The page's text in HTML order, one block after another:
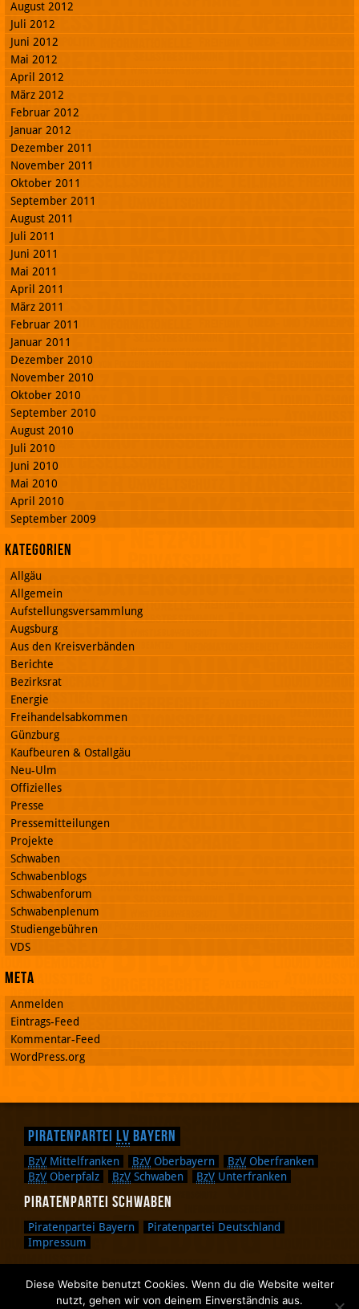
August 2012
Juli 2012
Juni 2012
Mai 2012
April 2012
März 2012
Februar 2012
Januar 2012
Dezember 2011
November 2011
Oktober 2011
September 2011
August 2011
Juli 2011
Juni 2011
Mai 2011
April 2011
März 2011
Februar 2011
Januar 2011
Dezember 2010
November 2010
Oktober 2010
September 2010
August 2010
Juli 2010
Juni 2010
Mai 2010
April 2010
September 2009
Kategorien
Allgäu
Allgemein
Aufstellungsversammlung
Augsburg
Aus den Kreisverbänden
Berichte
Bezirksrat
Energie
Freihandelsabkommen
Günzburg
Kaufbeuren & Ostallgäu
Neu-Ulm
Offizielles
Presse
Pressemitteilungen
Projekte
Schwaben
Schwabenblogs
Schwabenforum
Schwabenplenum
Studiengebühren
VDS
Meta
Anmelden
Eintrags-Feed
Kommentar-Feed
WordPress.org
Piratenpartei LV Bayern
BzV Mittelfranken BzV Oberbayern BzV Oberfranken
BzV Oberpfalz BzV Schwaben BzV Unterfranken
Piratenpartei Schwaben
Piratenpartei Bayern
Piratenpartei Deutschland
Impressum
Zurück nach oben.
Diese Website benutzt Cookies. Wenn du die Website weiter
nutzt, gehen wir von deinem Einverständnis aus.